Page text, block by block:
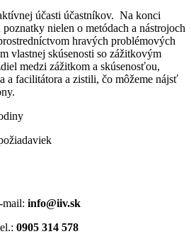
účasti účastníkov. Na konci
nielen o metódach a nástrojoch
hravých problémových
vlastnej skúsenosti so zážitkovým
medzi zážitkom a skúsenosťou,
a facilitátora a zistili, čo môžeme nájsť
mail: info@iiv.sk
0905 314 578